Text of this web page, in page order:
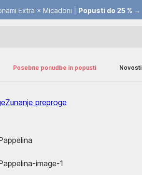
Extra × Micadoni | Popusti do 25 % →
Posebne ponudbe in popusti Novosti
Zunanje preproge